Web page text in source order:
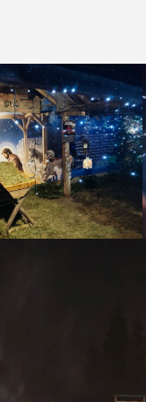
z
z
Przejazdu
koło ...